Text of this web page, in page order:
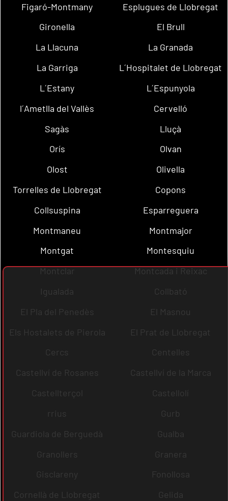
Figaró-Montmany
Esplugues de Llobregat
Gironella
El Brull
La Llacuna
La Granada
La Garriga
L´Hospitalet de Llobregat
L´Estany
L´Espunyola
l´Ametlla del Vallès
Cervelló
Sagàs
Lluçà
Orís
Olvan
Olost
Olivella
Torrelles de Llobregat
Copons
Collsuspina
Esparreguera
Montmaneu
Montmajor
Montgat
Montesquiu
Montclar
Montcada i Reixac
Igualada
Collbató
El Pla del Penedès
El Masnou
Els Hostalets de Pierola
El Prat de Llobregat
Cercs
Centelles
Castellví de Rosanes
Castellví de la Marca
Castellterçol
Castellolí
rrius
Gurb
Guardiola de Berguedà
Gualba
Granollers
Granera
Gisclareny
Fonollosa
Cornellà de Llobregat
Gelida